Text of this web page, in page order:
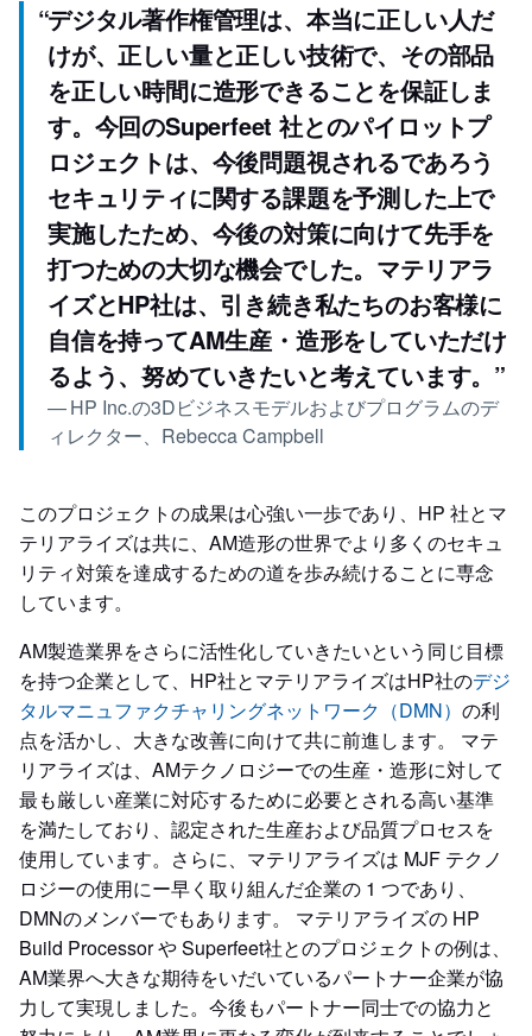
“デジタル著作権管理は、本当に正しい人だ
けが、正しい量と正しい技術で、その部品
を正しい時間に造形できることを保証しま
す。今回のSuperfeet 社とのパイロットプ
ロジェクトは、今後問題視されるであろう
セキュリティに関する課題を予測した上で
実施したため、今後の対策に向けて先手を
打つための大切な機会でした。マテリアラ
イズとHP社は、引き続き私たちのお客様に
自信を持ってAM生産・造形をしていただけ
るよう、努めていきたいと考えています。 ”
—HP Inc.の3Dビジネスモデルおよびプログラムのデ
ィレクター、Rebecca Campbell
このプロジェクトの成果は心強い一歩であり、HP 社とマ
テリアライズは共に、AM造形の世界でより多くのセキュ
リティ対策を達成するための道を歩み続けることに専念
しています。
AM製造業界をさらに活性化していきたいという同じ目標
を持つ企業として、HP社とマテリアライズはHP社のデジ
タルマニュファクチャリングネットワーク（DMN） の利
点を活かし、大きな改善に向けて共に前進します。 マテ
リアライズは、AMテクノロジーでの生産・造形に対して
最も厳しい産業に対応するために必要とされる高い基準
を満たしており、認定された生産および品質プロセスを
使用しています。さらに、マテリアライズは MJF テクノ
ロジーの使用にー早く取り組んだ企業の 1 つであり、
DMNのメンバーでもあります。 マテリアライズの HP
Build Processor や Superfeet社とのプロジェクトの例は、
AM業界へ大きな期待をいだいているパートナー企業が協
力して実現しました。今後もパートナー同士での協力と